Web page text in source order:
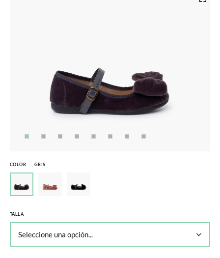
COLOR GRIS
TALLA